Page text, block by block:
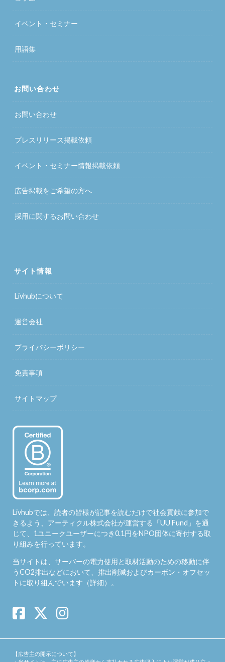
イベント・セミナー
用語集
お問い合わせ
お問い合わせ
プレスリリース掲載依頼
イベント・セミナー情報掲載依頼
広告掲載をご希望の方へ
採用に関するお問い合わせ
サイト情報
Livhubについて
運営会社
プライバシーポリシー
免責事項
サイトマップ
Livhubでは、読者の皆様が記事を読むだけで社会貢献に参加で
きるよう、アーティクル株式会社が運営する「UU Fund 」を通
じて、1ユニークユーザーにつき0.1円をNPO団体に寄付する取
り組みを行っています。
当サイトは、サーバーの電力使用と取材活動のための移動に伴
うCO2排出などにおいて、排出削減およびカーボン・オフセッ
トに取り組んでいます（詳細）。
【広告主の開示について】